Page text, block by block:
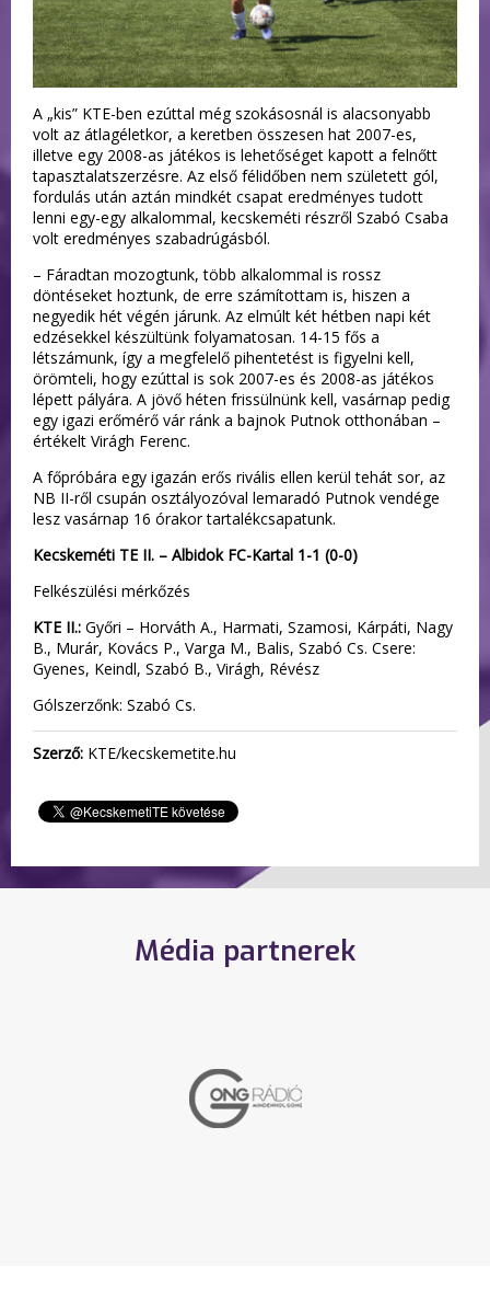
A „kis” KTE-ben ezúttal még szokásosnál is alacsonyabb
volt az átlagéletkor, a keretben összesen hat 2007-es,
illetve egy 2008-as játékos is lehetőséget kapott a felnőtt
tapasztalatszerzésre. Az első félidőben nem született gól,
fordulás után aztán mindkét csapat eredményes tudott
lenni egy-egy alkalommal, kecskeméti részről Szabó Csaba
volt eredményes szabadrúgásból.
– Fáradtan mozogtunk, több alkalommal is rossz
döntéseket hoztunk, de erre számítottam is, hiszen a
negyedik hét végén járunk. Az elmúlt két hétben napi két
edzésekkel készültünk folyamatosan. 14-15 fős a
létszámunk, így a megfelelő pihentetést is figyelni kell,
örömteli, hogy ezúttal is sok 2007-es és 2008-as játékos
lépett pályára. A jövő héten frissülnünk kell, vasárnap pedig
egy igazi erőmérő vár ránk a bajnok Putnok otthonában –
értékelt Virágh Ferenc.
A főpróbára egy igazán erős rivális ellen kerül tehát sor, az
NB II-ről csupán osztályozóval lemaradó Putnok vendége
lesz vasárnap 16 órakor tartalékcsapatunk.
Kecskeméti TE II. – Albidok FC-Kartal 1-1 (0-0)
Felkészülési mérkőzés
KTE II.: Győri – Horváth A., Harmati, Szamosi, Kárpáti, Nagy
B., Murár, Kovács P., Varga M., Balis, Szabó Cs. Csere:
Gyenes, Keindl, Szabó B., Virágh, Révész
Gólszerzőnk: Szabó Cs.
Szerző: KTE/kecskemetite.hu
Média partnerek